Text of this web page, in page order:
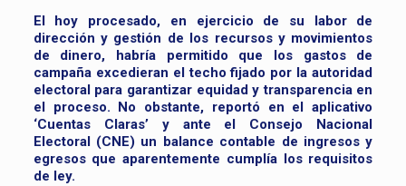
El hoy procesado, en ejercicio de su labor de
dirección y gestión de los recursos y movimientos
de dinero, habría permitido que los gastos de
campaña excedieran el techo fijado por la autoridad
electoral para garantizar equidad y transparencia en
el proceso. No obstante, reportó en el aplicativo
‘Cuentas Claras’ y ante el Consejo Nacional
Electoral (CNE) un balance contable de ingresos y
egresos que aparentemente cumplía los requisitos
de ley.